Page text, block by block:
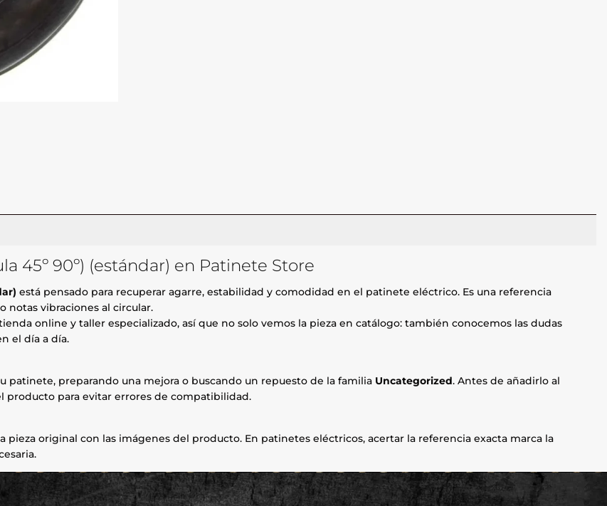
45º 90º) (estándar) en Patinete Store
está pensado para recuperar agarre, estabilidad y comodidad en el patinete eléctrico. Es una referencia
notas vibraciones al circular.
online y taller especializado, así que no solo vemos la pieza en catálogo: también conocemos las dudas
el día a día.
patinete, preparando una mejora o buscando un repuesto de la familia Uncategorized. Antes de añadirlo al
producto para evitar errores de compatibilidad.
pieza original con las imágenes del producto. En patinetes eléctricos, acertar la referencia exacta marca la